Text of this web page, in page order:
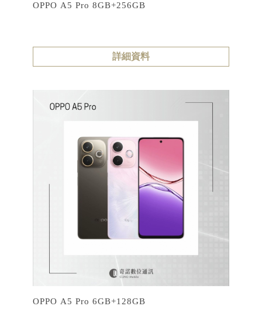
OPPO A5 Pro 8GB+256GB
詳細資料
OPPO A5 Pro 6GB+128GB